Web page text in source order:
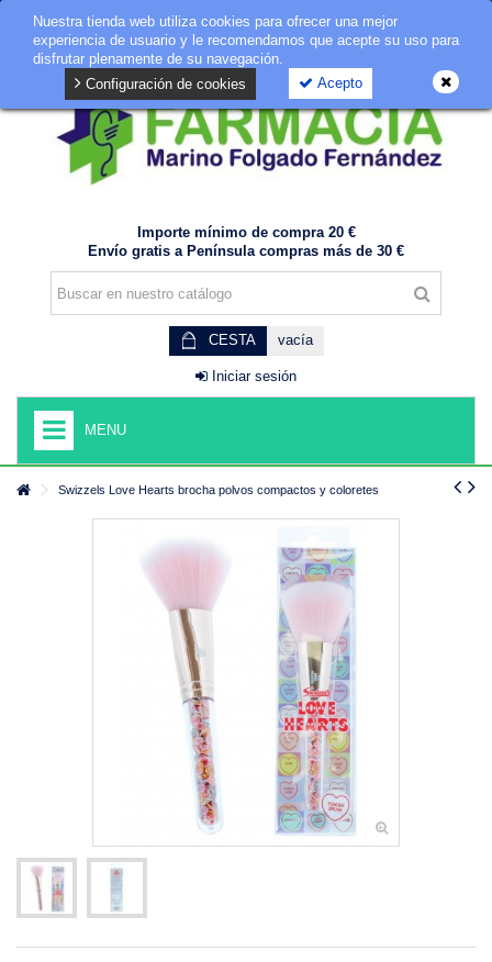
Nuestra tienda web utiliza cookies para ofrecer una mejor
experiencia de usuario y le recomendamos que acepte su uso para
disfrutar plenamente de su navegación.
Acepto
Configuración de cookies
GDPR
Importe mínimo de compra 20 €
Envío gratis a Península compras más de 30 €
CESTA vacía
Iniciar sesión
MENU
Swizzels Love Hearts brocha polvos compactos y coloretes